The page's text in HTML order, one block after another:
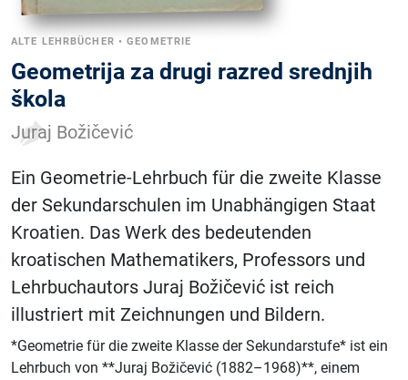
ALTE LEHRBÜCHER •GEOMETRIE
Geometrija za drugi razred srednjih
škola
Juraj Božičević
Ein Geometrie-Lehrbuch für die zweite Klasse
der Sekundarschulen im Unabhängigen Staat
Kroatien. Das Werk des bedeutenden
kroatischen Mathematikers, Professors und
Lehrbuchautors Juraj Božičević ist reich
illustriert mit Zeichnungen und Bildern.
*Geometrie für die zweite Klasse der Sekundarstufe* ist ein
Lehrbuch von **Juraj Božičević (1882–1968)**, einem